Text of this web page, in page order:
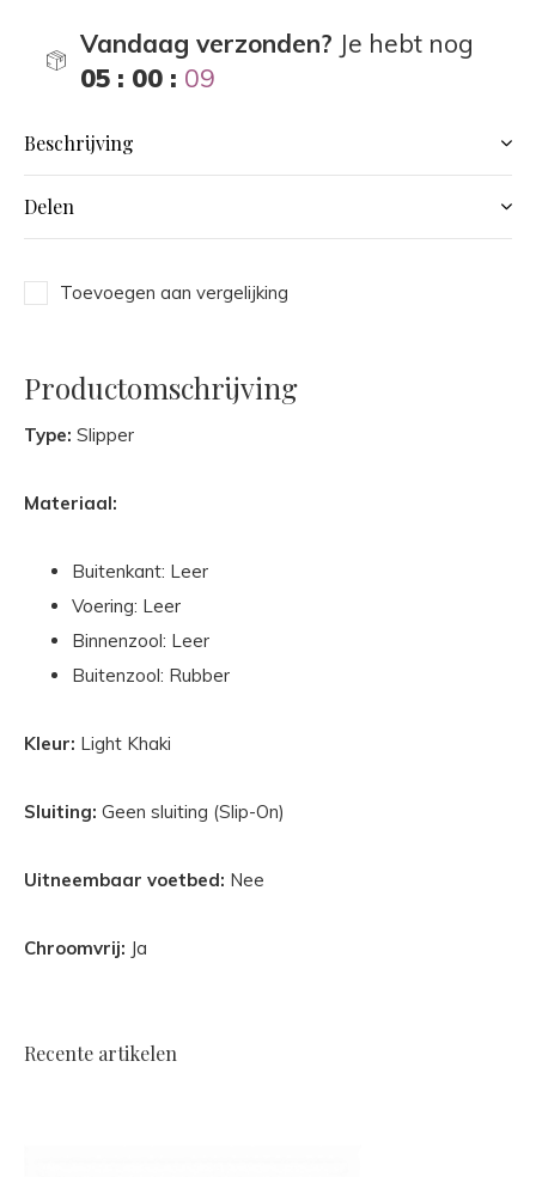
Vandaag verzonden? Je hebt nog
05 : 00 : 09
Beschrijving
Delen
Toevoegen aan vergelijking
Productomschrijving
Type: Slipper
Materiaal:
Buitenkant: Leer
Voering: Leer
Binnenzool: Leer
Buitenzool: Rubber
Kleur: Light Khaki
Sluiting: Geen sluiting (Slip-On)
Uitneembaar voetbed: Nee
Chroomvrij: Ja
Recente artikelen